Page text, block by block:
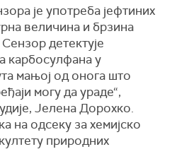
је употреба јефтиних
величина и брзина
детектује
карбосулфана у
мањој од онога што
могу да ураде“,
Jeлена Дорохко.
на одсеку за хемијско
природних